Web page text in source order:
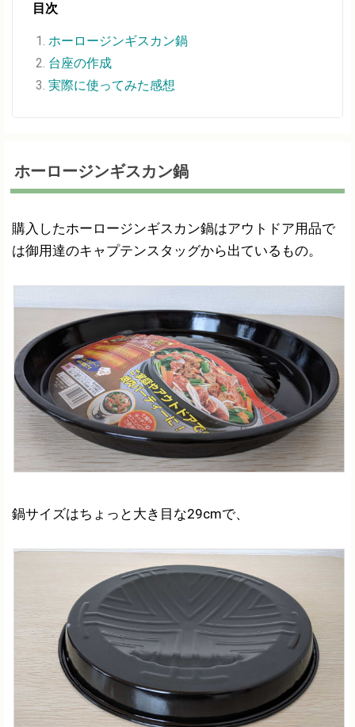
目次
ホーロージンギスカン鍋
台座の作成
実際に使ってみた感想
ホーロージンギスカン鍋
購入したホーロージンギスカン鍋はアウトドア用品で
は御用達のキャプテンスタッグから出ているもの。
鍋サイズはちょっと大き目な29cmで、